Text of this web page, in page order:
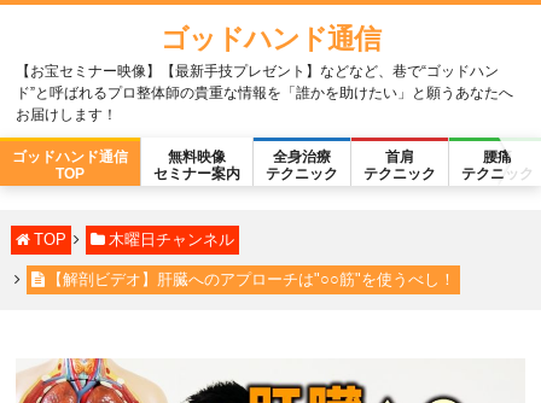
ゴッドハンド通信
【お宝セミナー映像】【最新手技プレゼント】などなど、巷で“ゴッドハン
ド”と呼ばれるプロ整体師の貴重な情報を「誰かを助けたい」と願うあなたへ
お届けします！
ゴッドハンド通信
TOP
無料映像
セミナー案内
全身治療
テクニック
首肩
テクニック
腰痛
テクニック
TOP 木曜日チャンネル
【解剖ビデオ】肝臓へのアプローチは"○○筋"を使うべし！